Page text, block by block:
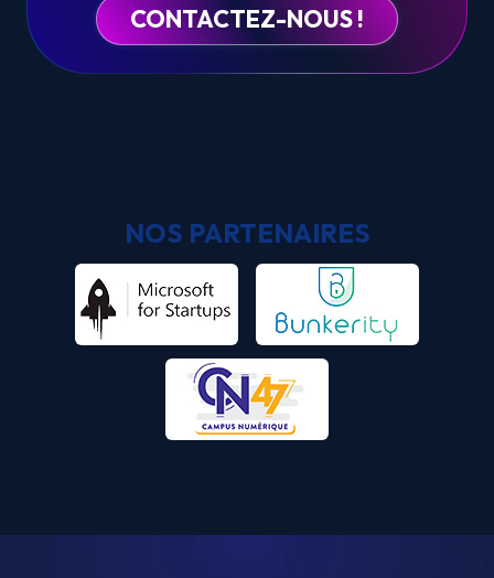
CONTACTEZ-NOUS !
NOS PARTENAIRES